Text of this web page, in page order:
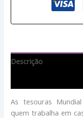
Descrição
As tesouras
quem trabalha em